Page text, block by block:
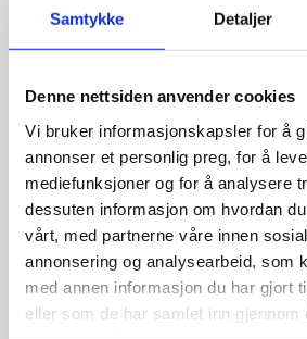
Samtykke Detaljer
Denne nettsiden anvender cookies
Vi bruker informasjonskapsler for å
annonser et personlig preg, for å
mediefunksjoner og for å analysere
dessuten informasjon om hvordan
vårt, med partnerne våre innen
annonsering og analysearbeid, som
med annen informasjon du har gjort
eller som de har samlet inn gjennom
X lar deg enkelt rapportere
handler om deg.
For at X skal kunne undersøke
etterligning/falsk konto,
personlig informasjon om den
krenket. Blant annet ber de
brukernavnet til
etterligner deg (eller